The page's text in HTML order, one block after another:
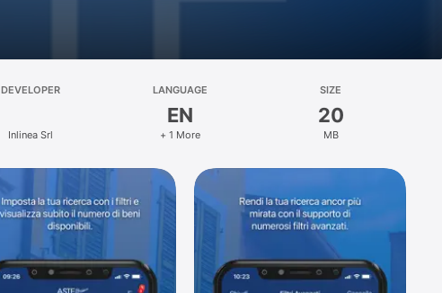
DEVELOPER
Inlinea Srl
LANGUAGE
EN
+ 1 More
SIZE
20
MB